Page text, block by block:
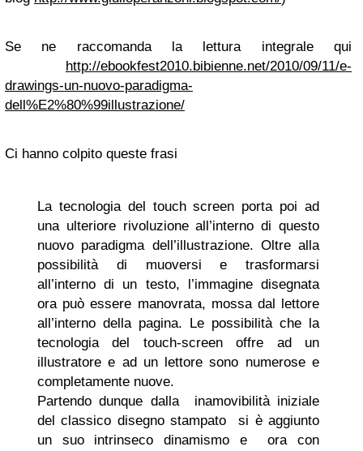
Se ne raccomanda la lettura integrale qui
http://ebookfest2010.bibienne.net/2010/09/11/e-
drawings-un-nuovo-paradigma-
dell%E2%80%99illustrazione/
Ci hanno colpito queste frasi
La tecnologia del touch screen porta poi ad
una ulteriore rivoluzione all’interno di questo
nuovo paradigma dell’illustrazione. Oltre alla
possibilità di muoversi e trasformarsi
all’interno di un testo, l’immagine disegnata
ora può essere manovrata, mossa dal lettore
all’interno della pagina. Le possibilità che la
tecnologia del touch-screen offre ad un
illustratore e ad un lettore sono numerose e
completamente nuove.
Partendo dunque dalla inamovibilità iniziale
del classico disegno stampato si è aggiunto
un suo intrinseco dinamismo e ora con